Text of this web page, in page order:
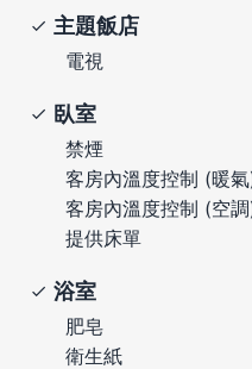
主題飯店
電視
臥室
禁煙
客房內溫度控制 (暖氣
客房內溫度控制 (空調
提供床單
浴室
肥皂
衛生紙